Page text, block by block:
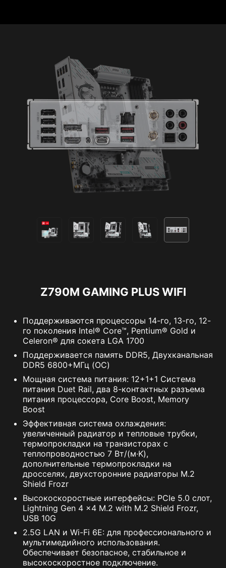
Z790M GAMING PLUS WIFI
Поддерживаются процессоры 14-го, 13-го, 12-
го поколения Intel® Core™, Pentium® Gold и
Celeron® для сокета LGA 1700
Поддерживается память DDR5, Двухканальная
DDR5 6800+МГц (OC)
Мощная система питания: 12+1+1 Система
питания Duet Rail, два 8-контактных разъема
питания процессора, Core Boost, Memory
Boost
Эффективная система охлаждения:
увеличенный радиатор и тепловые трубки,
термопрокладки на транзисторах с
теплопроводностью 7 Вт/(м·K),
дополнительные термопрокладки на
дросселях, двухсторонние радиаторы M.2
Shield Frozr
Высокоскоростные интерфейсы: PCIe 5.0 слот,
Lightning Gen 4 x4 M.2 with M.2 Shield Frozr,
USB 10G
2.5G LAN и Wi-Fi 6E: для профессионального и
мультимедийного использования.
Обеспечивает безопасное, стабильное и
высокоскоростное подключение.